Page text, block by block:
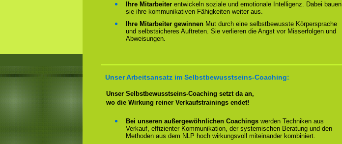
Ihre Mitarbeiter entwickeln soziale und emotionale Intelligenz. Dabei bauen
sie ihre kommunikativen Fähigkeiten weiter aus.
Ihre Mitarbeiter gewinnen Mut durch eine selbstbewusste Körpersprache
und selbstsicheres Auftreten. Sie verlieren die Angst vor Misserfolgen und
Abweisungen.
Unser Arbeitsansatz im Selbstbewusstseins-Coaching:
Unser Selbstbewusstseins-Coaching setzt da an,
wo die Wirkung reiner Verkaufstrainings endet!
Bei unseren außergewöhnlichen Coachings werden Techniken aus
Verkauf, effizienter Kommunikation, der systemischen Beratung und den
Methoden aus dem NLP hoch wirkungsvoll miteinander kombiniert.